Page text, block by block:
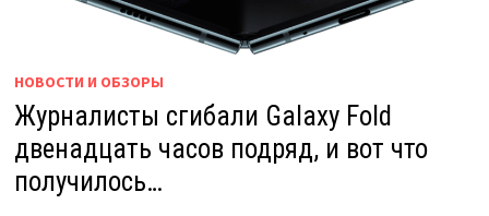
НОВОСТИ И ОБЗОРЫ
Журналисты сгибали Galaxy Fold
двенадцать часов подряд, и вот что
получилось…